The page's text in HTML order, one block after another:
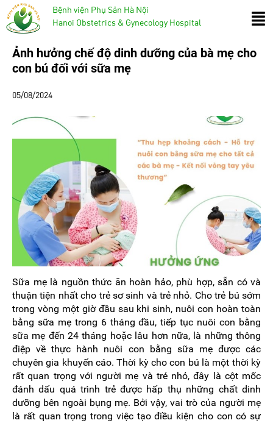
Bệnh viện Phụ Sản Hà Nội
Hanoi Obstetrics & Gynecology Hospital
Ảnh hưởng chế độ dinh dưỡng của bà mẹ cho
con bú đối với sữa mẹ
05/08/2024
Sữa mẹ là nguồn thức ăn hoàn hảo, phù hợp, sẵn có và
thuận tiện nhất cho trẻ sơ sinh và trẻ nhỏ. Cho trẻ bú sớm
trong vòng một giờ đầu sau khi sinh, nuôi con hoàn toàn
bằng sữa mẹ trong 6 tháng đầu, tiếp tục nuôi con bằng
sữa mẹ đến 24 tháng hoặc lâu hơn nữa, là những thông
điệp về thực hành nuôi con bằng sữa mẹ được các
chuyên gia khuyến cáo. Thời kỳ cho con bú là một thời kỳ
rất quan trọng với người mẹ và trẻ nhỏ, đây là cột mốc
đánh dấu quá trình trẻ được hấp thụ những chất dinh
dưỡng bên ngoài bụng mẹ. Bởi vậy, vai trò của người mẹ
là rất quan trọng trong việc tạo điều kiện cho con có sự